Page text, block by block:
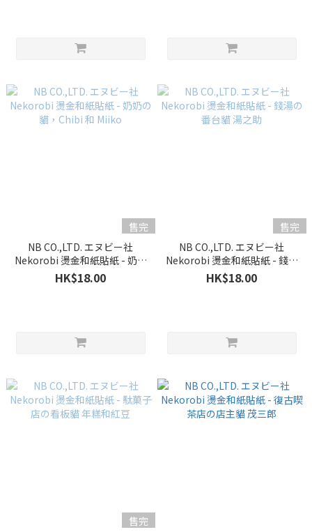
售完
NB CO.,LTD. エヌビー社
Nekorobi 燙金和紙貼紙 - 奶奶
の貓，Chibi 和 Miiko
HK$18.00
售完
NB CO.,LTD. エヌビー社
Nekorobi 燙金和紙貼紙 - 錢湯
の番台貓 湯之助
HK$18.00
售完